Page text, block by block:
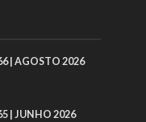
| AGOSTO 2026
| JUNHO 2026